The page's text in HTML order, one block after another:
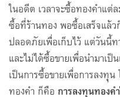
ในอดีต เวลาจะซื้อทองคำแต่
ซื้อที่ร้านทอง พอซื้อเสร็จแล้
ปลอดภัยเพื่อเก็บไว้ แต่วันนี้
และไม่ได้ซื้อขายเพื่อนำมาเ
เป็นการซื้อขายเพื่อการลงทุ
ทองคำ ก็คือ การลงทุนทอง